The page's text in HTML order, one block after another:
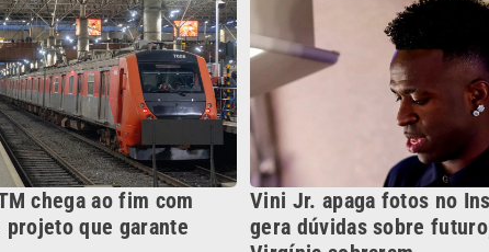
Continua após a publicidade
Esportes Mundo
Política Variedades